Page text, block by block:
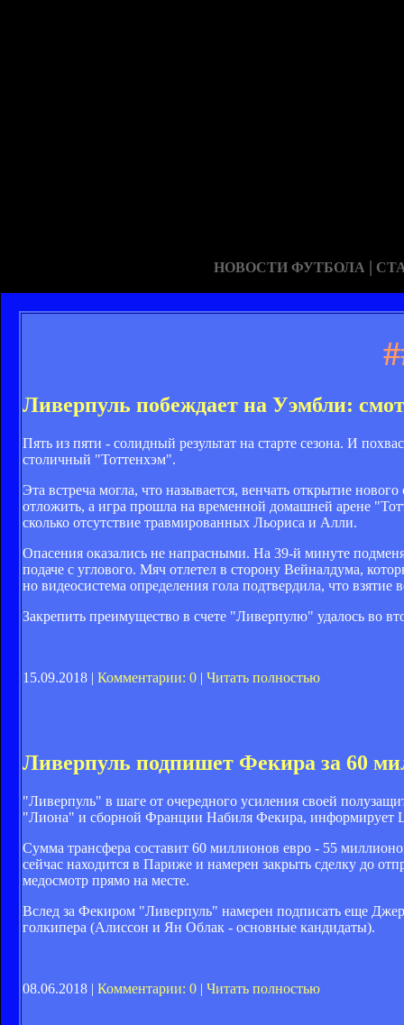
НОВОСТИ ФУТБОЛА |
Ливерпуль побеждает на Уэмбли:
Пять из пяти - солидный результат на старте сезона. И
столичный "Тоттенхэм".
Эта встреча могла, что называется, венчать открытие
отложить, а игра прошла на временной домашней арене
сколько отсутствие травмированных Льориса и Алли.
Опасения оказались не напрасными. На 39-й минуте
подаче с углового. Мяч отлетел в сторону Вейналдума,
но видеосистема определения гола подтвердила, что взятие
Закрепить преимущество в счете "Ливерпулю" удалось во
15.09.2018 | Комментарии: 0 | Читать полностью
Ливерпуль подпишет Фекира за 60
"Ливерпуль" в шаге от очередного усиления своей
"Лиона" и сборной Франции Набиля Фекира, информирует
Сумма трансфера составит 60 миллионов евро - 55
сейчас находится в Париже и намерен закрыть сделку до
медосмотр прямо на месте.
Вслед за Фекиром "Ливерпуль" намерен подписать еще
голкипера (Алиссон и Ян Облак - основные кандидаты).
08.06.2018 | Комментарии: 0 | Читать полностью